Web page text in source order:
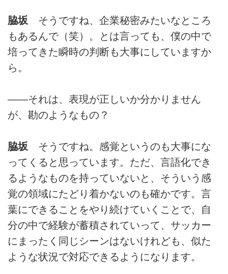
脇坂 そうですね、企業秘密みたいなところ
もあるんで（笑）。とは言っても、僕の中で
培ってきた瞬時の判断も大事にしていますか
ら。
――それは、表現が正しいか分かりません
が、勘のようなもの？
脇坂 そうですね。感覚というのも大事にな
ってくると思っています。ただ、言語化でき
るようなものを持っていないと、そういう感
覚の領域にたどり着かないのも確かです。言
葉にできることをやり続けていくことで、自
分の中で経験が蓄積されていって、サッカー
にまったく同じシーンはないけれども、似た
ような状況で対応できるようになります。